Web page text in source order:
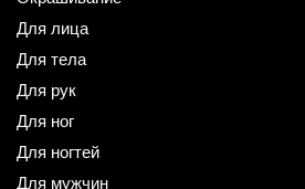
Для лица
Для тела
Для рук
Для ног
Для ногтей
Для мужчин